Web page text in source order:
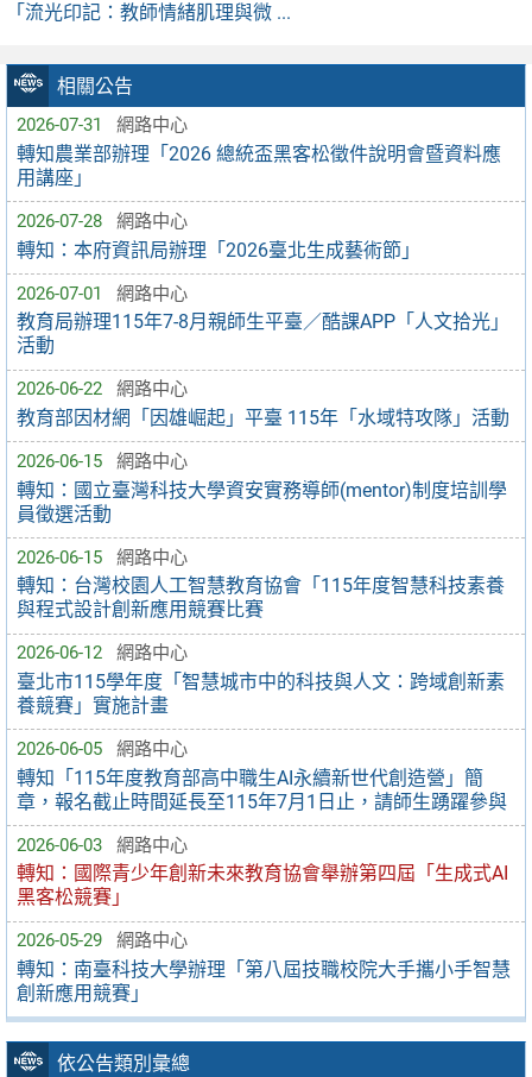
相關公告
2026-07-31 網路中心
轉知農業部辦理「2026 總統盃黑客松徵件說明會暨資料應
用講座」
2026-07-28 網路中心
轉知：本府資訊局辦理「2026臺北生成藝術節」
2026-07-01 網路中心
教育局辦理115年7-8月親師生平臺／酷課APP「人文拾光」
活動
2026-06-22 網路中心
教育部因材網「因雄崛起」平臺 115年「水域特攻隊」活動
2026-06-15 網路中心
轉知：國立臺灣科技大學資安實務導師(mentor)制度培訓學
員徵選活動
2026-06-15 網路中心
轉知：台灣校園人工智慧教育協會「115年度智慧科技素養
與程式設計創新應用競賽比賽
2026-06-12 網路中心
臺北市115學年度「智慧城市中的科技與人文：跨域創新素
養競賽」實施計畫
2026-06-05 網路中心
轉知「115年度教育部高中職生AI永續新世代創造營」簡
章，報名截止時間延長至115年7月1日止，請師生踴躍參與
2026-06-03 網路中心
轉知：國際青少年創新未來教育協會舉辦第四屆「生成式AI
黑客松競賽」
2026-05-29 網路中心
轉知：南臺科技大學辦理「第八屆技職校院大手攜小手智慧
創新應用競賽」
依公告類別彙總
「流光印記：教師情緒肌理與微 ...